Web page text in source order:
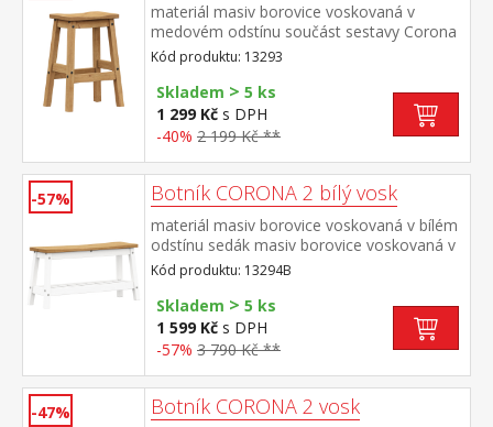
materiál masiv borovice voskovaná v
medovém odstínu součást sestavy Corona
2
Kód produktu: 13293
Skladem > 5 ks
1 299 Kč s DPH
-40% 2 199 Kč **
-57% Botník CORONA 2 bílý vosk
materiál masiv borovice voskovaná v bílém
odstínu sedák masiv borovice voskovaná v
medovém odstínu součást sestavy Corona
2 bílá
Kód produktu: 13294B
Skladem > 5 ks
1 599 Kč s DPH
-57% 3 790 Kč **
-47% Botník CORONA 2 vosk